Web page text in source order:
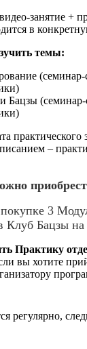
занятие +
в
темы:
Бацзы
практического
–
3
Клуб Бацзы на
ь Практику
вы хотите
регулярно,